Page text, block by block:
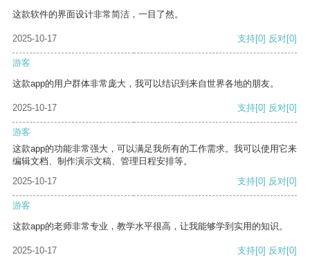
这款软件的界面设计非常简洁，一目了然。
2025-10-17 支持[0] 反对[0]
游客
这款app的用户群体非常庞大，我可以结识到来自世界各地的朋友。
2025-10-17 支持[0] 反对[0]
游客
这款app的功能非常强大，可以满足我所有的工作需求。我可以使用它来
编辑文档、制作演示文稿、管理日程安排等。
2025-10-17
支持[0] 反对[0]
游客
这款app的老师非常专业，教学水平很高，让我能够学到实用的知识。
2025-10-17 支持[0] 反对[0]